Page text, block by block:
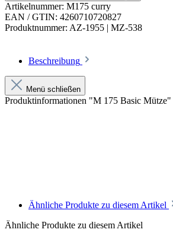
Artikelnummer: M175 curry
EAN / GTIN: 4260710720827
Produktnummer: AZ-1955 | MZ-538
Beschreibung
Menü schließen
Produktinformationen "M 175 Basic Mütze"
Ähnliche Produkte zu diesem Artikel
Ähnliche Produkte zu diesem Artikel